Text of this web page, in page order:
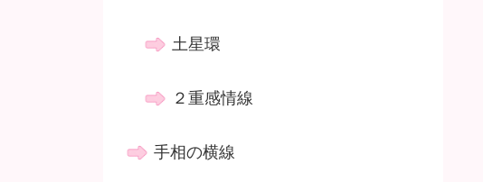
土星環
２重感情線
手相の横線